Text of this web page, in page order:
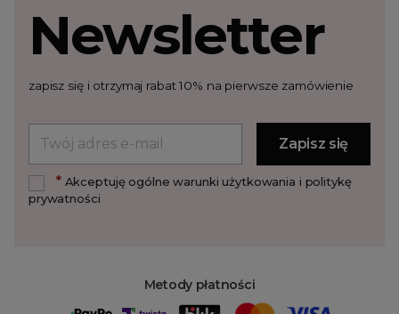
Metody płatności
Newsletter
zapisz się i otrzymaj rabat 10% na pierwsze zamówienie
*Akceptuję ogólne warunki użytkowania i politykę
prywatności